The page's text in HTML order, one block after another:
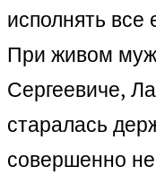
исполнять все
При живом
Сергеевиче,
старалась
совершенно